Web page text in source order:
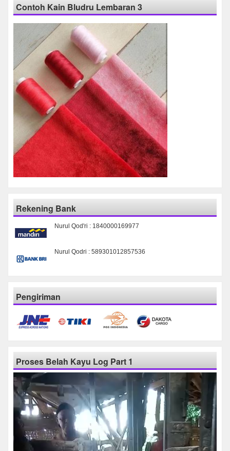
Contoh Kain Bludru Lembaran 3
Rekening Bank
Nurul Qod'ri : 1840000169977
Nurul Qodri : 589301012857536
Pengiriman
Proses Belah Kayu Log Part 1
Pemutar
Video